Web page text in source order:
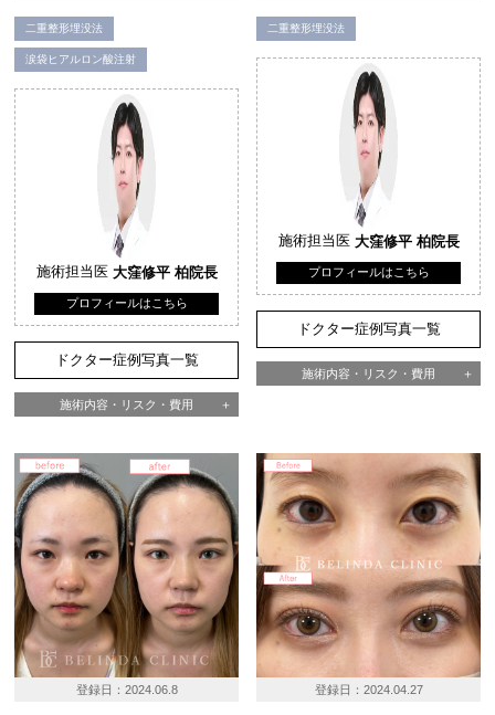
二重整形埋没法
涙袋ヒアルロン酸注射
施術担当医 大窪修平 柏院長
プロフィールはこちら
ドクター症例写真一覧
施術内容・リスク・費用
二重整形埋没法
施術担当医 大窪修平 柏院長
プロフィールはこちら
ドクター症例写真一覧
施術内容・リスク・費用
登録日： 2024.06.8 登録日： 2024.04.27